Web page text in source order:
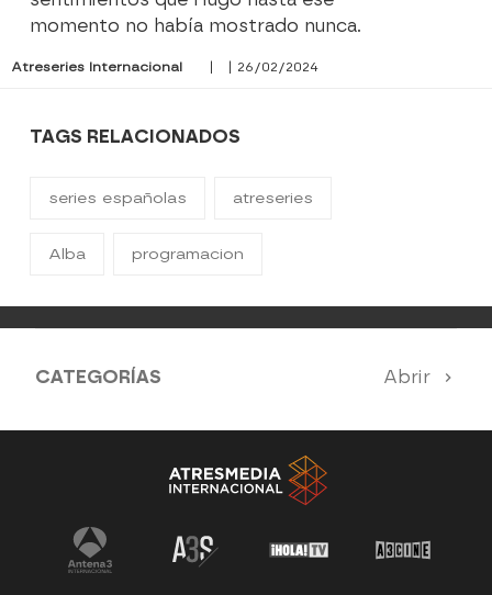
momento no había mostrado nunca.
Atreseries Internacional | | 26/02/2024
TAGS RELACIONADOS
series españolas atreseries
Alba programacion
CATEGORÍAS Abrir
SERIES 100% EN ESPAÑOL ESTRENOS
SUEÑOS DE LIBERTAD